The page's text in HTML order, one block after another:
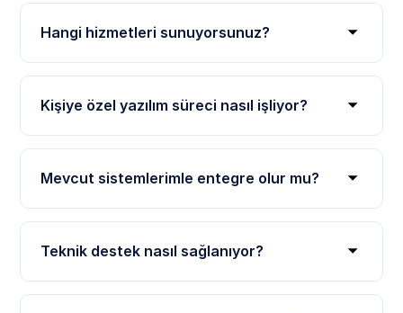
Hangi hizmetleri sunuyorsunuz?
Kişiye özel yazılım süreci nasıl işliyor?
Mevcut sistemlerimle entegre olur mu?
Teknik destek nasıl sağlanıyor?